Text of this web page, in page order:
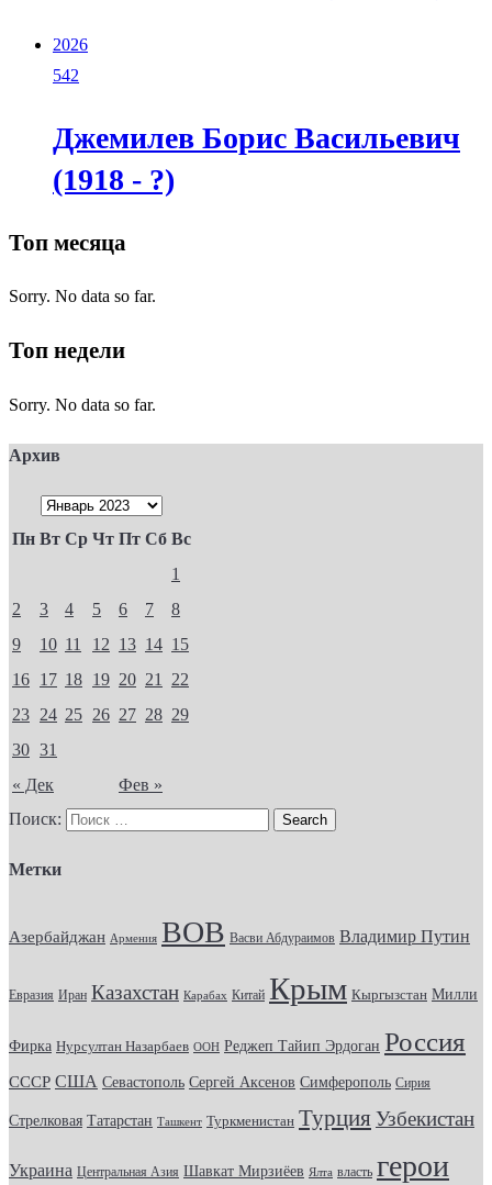
2026
542
Джемилев Борис Васильевич
(1918 - ?)
Топ месяца
Sorry. No data so far.
Топ недели
Sorry. No data so far.
Архив
Пн Вт Ср Чт Пт Сб Вс
« Дек Фев »
1
2
3 4 5 6 7
8
9
10 11 12 13 14 15
16 17 18 19 20 21
22
23 24 25 26 27 28 29
30 31
Поиск:
Метки
Азербайджан Армения ВОВ Васви Абдураимов Владимир Путин
Евразия Иран Казахстан Карабах Китай Крым Кыргызстан Милли
Фирка Нурсултан Назарбаев ООН Реджеп Тайип Эрдоган Россия
СССР США Севастополь Сергей Аксенов Симферополь Сирия
Стрелковая Татарстан Ташкент Туркменистан Турция Узбекистан
Украина Центральная Азия Шавкат Мирзиёев Ялта власть герои